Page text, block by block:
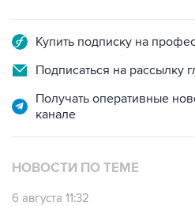
Купить подписку на
Подписаться на рассылку
Получать оперативные
канале
НОВОСТИ ПО ТЕМЕ
6 августа 11:32